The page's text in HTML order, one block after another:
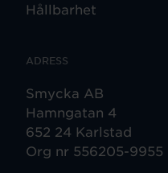
Hållbarhet
ADRESS
Smycka AB
Hamngatan 4
652 24 Karlstad
Org nr 556205-9955